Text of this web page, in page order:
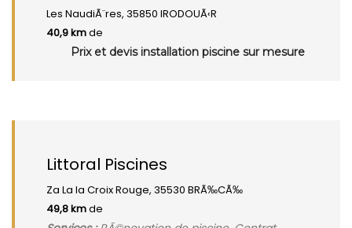
Les NaudiÃ¨res, 35850 IRODOUÃ‹R
40,9 kmde
Prix et devis installation piscine sur mesure
Littoral Piscines
Za La la Croix Rouge, 35530 BRÃ‰CÃ‰
49,8 kmde